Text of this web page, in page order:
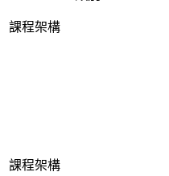
課程架構
課程架構